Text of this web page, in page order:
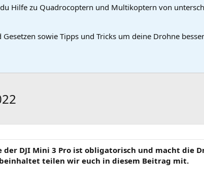
Hilfe zu Quadrocoptern und Multikoptern von
sowie Tipps und Tricks um deine Drohne
DJI Mini 3 Pro ist obligatorisch und macht die
teilen wir euch in diesem Beitrag mit.